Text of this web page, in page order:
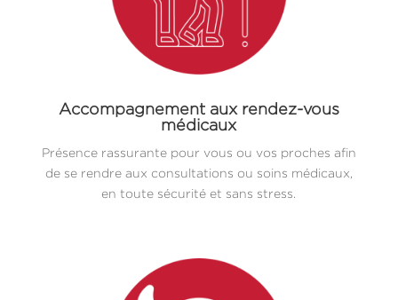
Accompagnement aux rendez-vous
médicaux
Présence rassurante pour vous ou vos proches afin
de se rendre aux consultations ou soins médicaux,
en toute sécurité et sans stress.